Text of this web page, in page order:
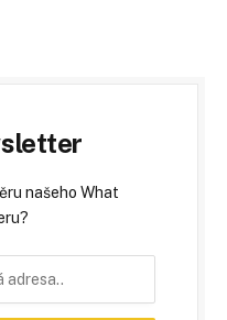
našeho What